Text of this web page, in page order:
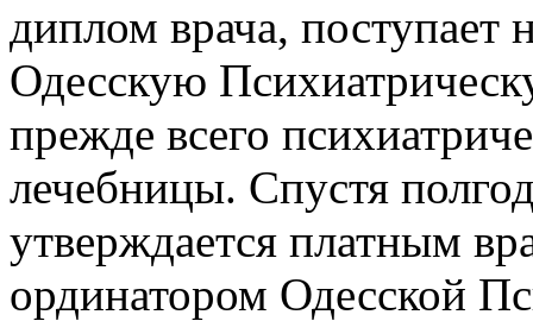
диплом врача, поступает
Одесскую
прежде всего
лечебницы. Спустя
утверждается платным
ординатором Одесской